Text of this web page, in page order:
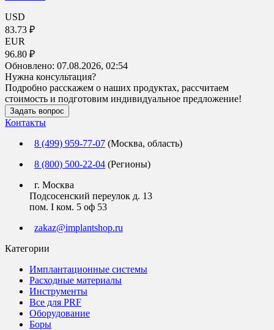
USD
83.73 ₽
EUR
96.80 ₽
Обновлено: 07.08.2026, 02:54
Нужна консультация?
Подробно расскажем о наших продуктах, рассчитаем
стоимость и подготовим индивидуальное предложение!
Задать вопрос
Контакты
8 (499) 959-77-07 (Москва, область)
8 (800) 500-22-04 (Регионы)
г. Москва
Подсосенский переулок д. 13
пом. I ком. 5 оф 53
zakaz@implantshop.ru
Категории
Имплантационные системы
Расходные материалы
Инструменты
Все для PRF
Оборудование
Боры